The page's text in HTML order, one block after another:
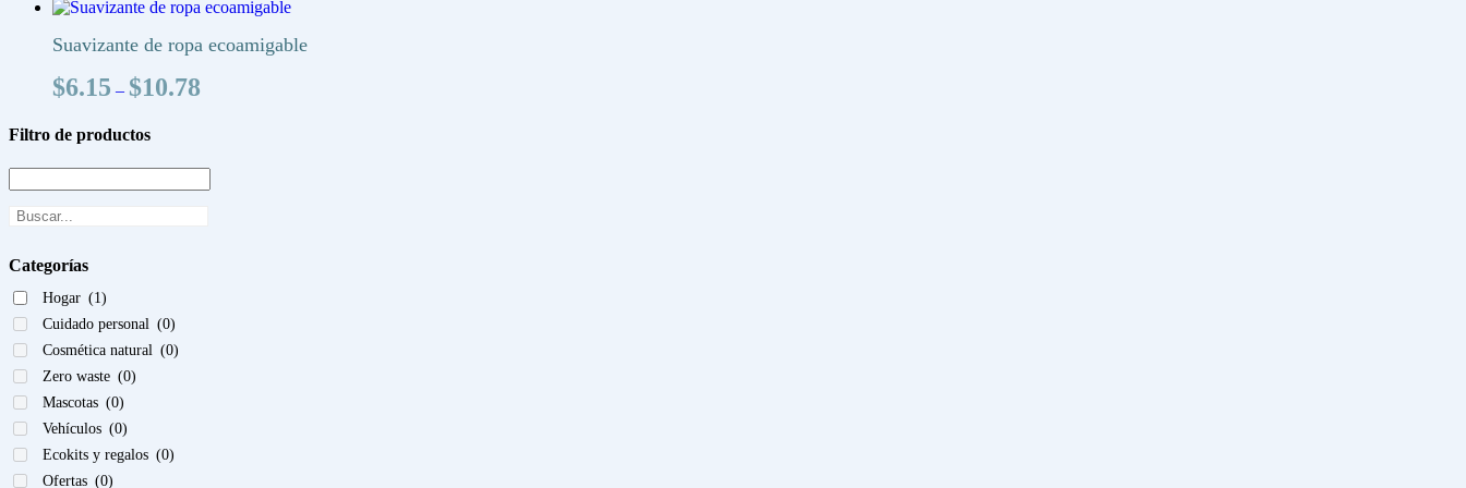
Suavizante de ropa ecoamigable
$6.15 – $10.78
Filtro de productos
Categorías
Hogar (1)
Cuidado personal (0)
Cosmética natural (0)
Zero waste (0)
Mascotas (0)
Vehículos (0)
Ecokits y regalos (0)
Ofertas (0)